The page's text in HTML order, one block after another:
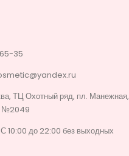
35
ТЦ Охотный ряд, пл. Манежная,
№2049
10:00 до 22:00 без выходных